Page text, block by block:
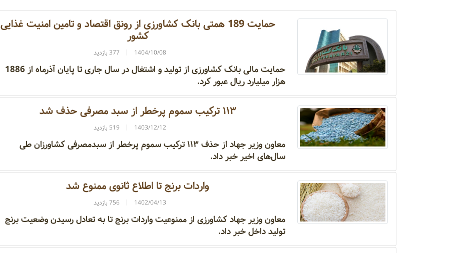
حمایت 189 همتی بانک کشاورزی از رونق اقتصاد و تامین امنیت غذایی
کشور
1404/10/08 377 بازدید
حمایت مالی بانک کشاورزی از تولید و اشتغال در سال جاری تا پایان آذرماه از 1886
هزار میلیارد ریال عبور کرد.
۱۱۳ ترکیب سموم پرخطر از سبد مصرفی حذف شد
1403/12/12 519 بازدید
معاون وزیر جهاد از حذف ۱۱۳ ترکیب سموم پرخطر از سبدمصرفی کشاورزان طی
سال‌های اخیر خبر داد.
واردات برنج تا اطلاع ثانوی ممنوع شد
1402/04/13 756 بازدید
معاون وزیر جهاد کشاورزی از ممنوعیت واردات برنج تا به تعادل رسیدن وضعیت برنج
تولید داخل خبر داد.